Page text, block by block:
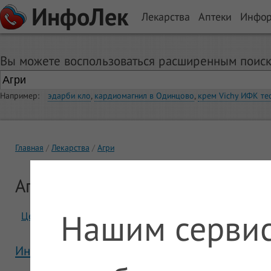
ИнфоЛек Лекарства Аптеки
Вы можете воспользоваться расширенным
Например: эдарби кло, кардиомагнил в Одинцово, крем Vichy ИФК
Главная Лекарства Агри
Агри
Цены Отзывы
Инструкция Агри
Нашим